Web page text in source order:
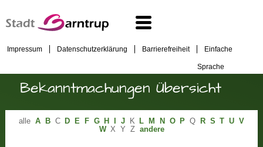
Impressum Datenschutzerklärung Barrierefreiheit Einfache
Sprache
Bekanntmachungen Übersicht
alle A B C D E F G H J K L M N O P Q R S T U V
W X Y Z andere